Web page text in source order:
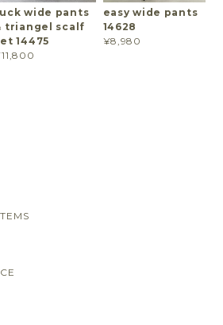
wide pants
triangel scalf
14475
easy wide pants
14628
¥8,980